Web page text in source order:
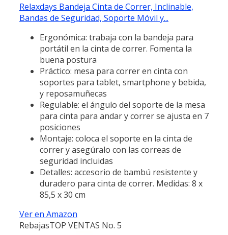
Relaxdays Bandeja Cinta de Correr, Inclinable,
Bandas de Seguridad, Soporte Móvil y...
Ergonómica: trabaja con la bandeja para
portátil en la cinta de correr. Fomenta la
buena postura
Práctico: mesa para correr en cinta con
soportes para tablet, smartphone y bebida,
y reposamuñecas
Regulable: el ángulo del soporte de la mesa
para cinta para andar y correr se ajusta en 7
posiciones
Montaje: coloca el soporte en la cinta de
correr y asegúralo con las correas de
seguridad incluidas
Detalles: accesorio de bambú resistente y
duradero para cinta de correr. Medidas: 8 x
85,5 x 30 cm
Ver en Amazon
RebajasTOP VENTAS No. 5